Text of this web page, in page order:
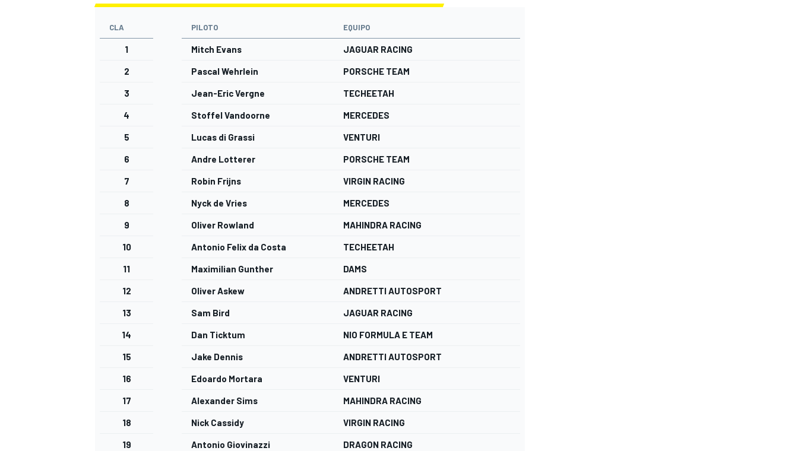
CLA PILOTO EQUIPO
1 Mitch Evans JAGUAR RACING
2 Pascal Wehrlein PORSCHE TEAM
3 Jean-Eric Vergne TECHEETAH
4 Stoffel Vandoorne MERCEDES
5 Lucas di Grassi VENTURI
6 Andre Lotterer PORSCHE TEAM
7 Robin Frijns VIRGIN RACING
8 Nyck de Vries MERCEDES
9 Oliver Rowland MAHINDRA RACING
10 Antonio Felix da Costa TECHEETAH
11 Maximilian Gunther DAMS
12 Oliver Askew ANDRETTI AUTOSPORT
13 Sam Bird JAGUAR RACING
14 Dan Ticktum NIO FORMULA E TEAM
15 Jake Dennis ANDRETTI AUTOSPORT
16 Edoardo Mortara VENTURI
17 Alexander Sims MAHINDRA RACING
18 Nick Cassidy VIRGIN RACING
19 Antonio Giovinazzi DRAGON RACING